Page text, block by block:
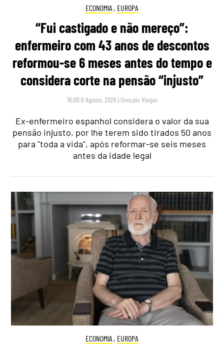
ECONOMIA , EUROPA
“Fui castigado e não mereço”:
enfermeiro com 43 anos de descontos
reformou-se 6 meses antes do tempo e
considera corte na pensão “injusto”
16:00 6 Agosto, 2026 | Gonçalo Viegas
Ex-enfermeiro espanhol considera o valor da sua
pensão injusto, por lhe terem sido tirados 50 anos
para "toda a vida", após reformar-se seis meses
antes da idade legal
ECONOMIA , EUROPA